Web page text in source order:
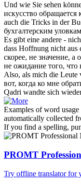
Und wie Sie sehen
искусство обращается
auch die Tricks in der
бухгалтерским
Es gibt eine andere -
dass Hoffnung nicht aus
скорее, не значение, а
не ожидание того, что
Also, als mich die Leute
вот, когда ко мне
Qadri wandte sich
Examples of word
automatically collected
If you find a spelling,
PROMT
Try offline translator for